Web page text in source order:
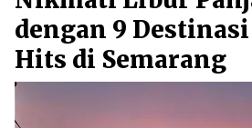
dengan 9
Hits di Semarang